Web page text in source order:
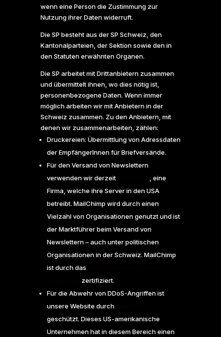
wenn eine Person die Zustimmung zur
Nutzung ihrer Daten widerruft.
Die SP besteht aus der SP Schweiz, den
Kantonalparteien, der Sektion sowie den in
den Statuten erwähnten Organen.
Die SP arbeitet mit Drittanbietern zusammen
und übermittelt ihnen, wo dies nötig ist,
personenbezogene Daten. Wenn immer
möglich arbeiten wir mit Anbietern in der
Schweiz zusammen. Zu den Anbietern, mit
denen wir zusammenarbeiten, zählen:
Druckereien: Übermittlung von Adressdaten
der EmpfängerInnen für Briefversände.
Für den Versand von Newslettern
verwenden wir derzeit
, eine
Firma, welche ihre Server in den USA
betreibt. MailChimp wird durch einen
Vielzahl von Organisationen genutzt und ist
der Marktführer beim Versand von
Newslettern – auch unter politischen
Organisationen in der Schweiz. MailChimp
ist durch das
zertifiziert.
Für die Abwehr von DDoS-Angriffen ist
unsere Website durch
geschützt. Dieses US-amerikanische
Unternehmen hat in diesem Bereich einen